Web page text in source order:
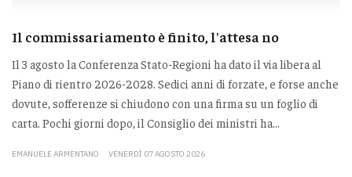
Il commissariamento è finito, l'attesa no
Il 3 agosto la Conferenza Stato-Regioni ha dato il via libera al
Piano di rientro 2026-2028. Sedici anni di forzate, e forse anche
dovute, sofferenze si chiudono con una firma su un foglio di
carta. Pochi giorni dopo, il Consiglio dei ministri ha...
EMANUELE ARMENTANO VENERDÌ 07 AGOSTO 2026